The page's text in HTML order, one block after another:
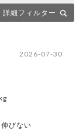
詳細フィルター
2026-07-30
伸びない